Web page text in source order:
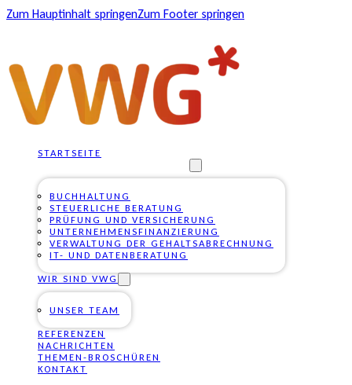
Zum Hauptinhalt springenZum Footer springen
STARTSEITE
BUCHHALTUNG
STEUERLICHE BERATUNG
PRÜFUNG UND VERSICHERUNG
UNTERNEHMENSFINANZIERUNG
VERWALTUNG DER GEHALTSABRECHNUNG
IT- UND DATENBERATUNG
WIR SIND VWG
UNSER TEAM
REFERENZEN
NACHRICHTEN
THEMEN-BROSCHÜREN
KONTAKT